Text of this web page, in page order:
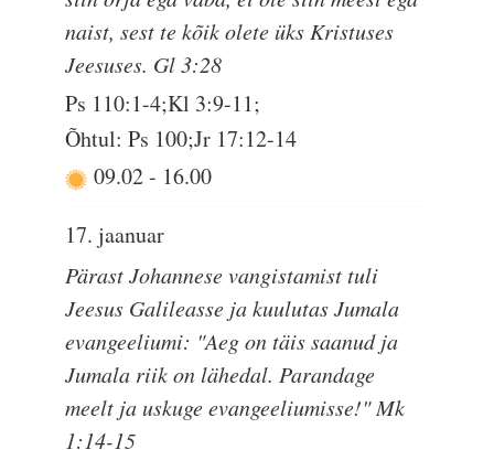
naist, sest te kõik olete üks Kristuses
Jeesuses. Gl 3:28
Ps 110:1-4;Kl 3:9-11;
Õhtul: Ps 100;Jr 17:12-14
09.02- 16.00
17. jaanuar
Pärast Johannese vangistamist tuli
Jeesus Galileasse ja kuulutas Jumala
evangeeliumi: "Aeg on täis saanud ja
Jumala riik on lähedal. Parandage
meelt ja uskuge evangeeliumisse!" Mk
1:14-15